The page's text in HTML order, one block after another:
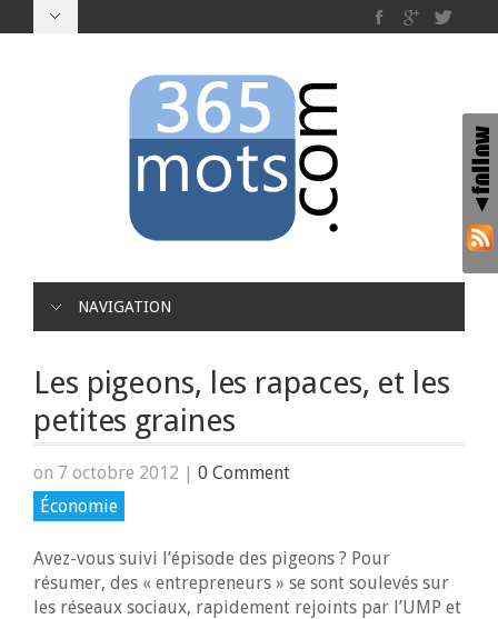
NAVIGATION
Les pigeons, les rapaces, et les
petites graines
on 7 octobre 2012 | 0 Comment
Économie
Avez-vous suivi l’épisode des pigeons ? Pour
résumer, des « entrepreneurs » se sont soulevés sur
les réseaux sociaux, rapidement rejoints par l’UMP et